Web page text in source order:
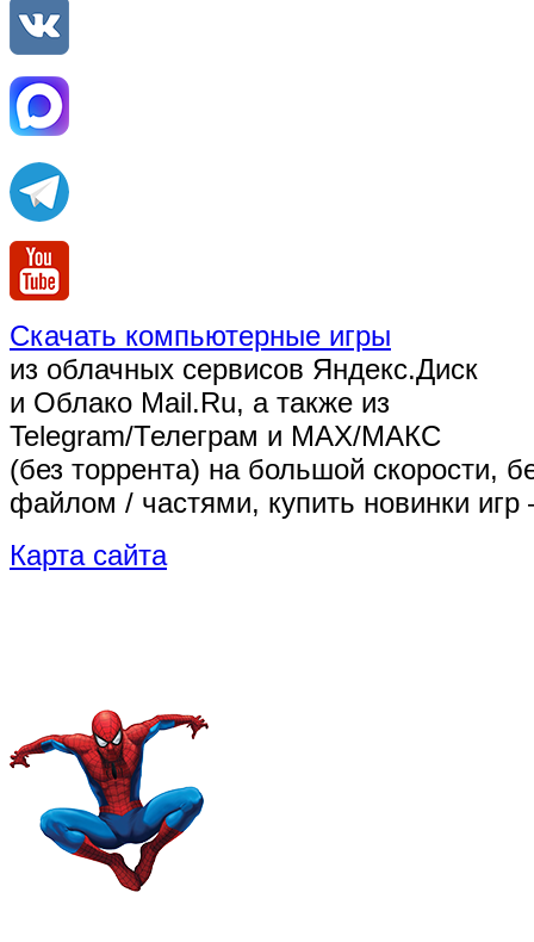
Скачать компьютерные игры
из облачных сервисов Яндекс.Диск
и Облако Mail.Ru, а также из
Telegram/Телеграм и MAX/МАКС
(без торрента) на большой скорости,
файлом / частями, купить новинки
Карта сайта